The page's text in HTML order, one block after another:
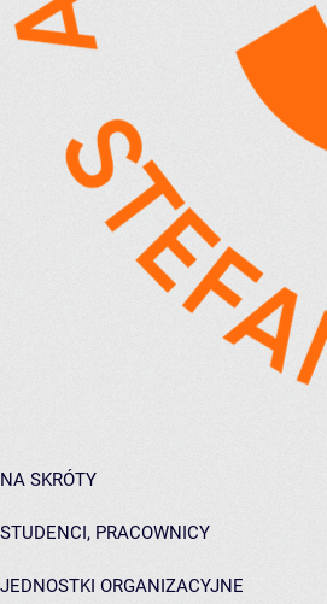
NA SKRÓTY
STUDENCI, PRACOWNICY
JEDNOSTKI ORGANIZACYJNE